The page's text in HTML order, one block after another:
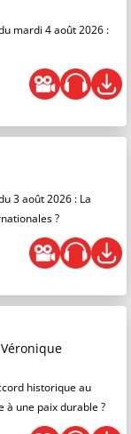
mardi 4 août 2026 :
3 août 2026 : La
?
historique au
à une paix durable ?